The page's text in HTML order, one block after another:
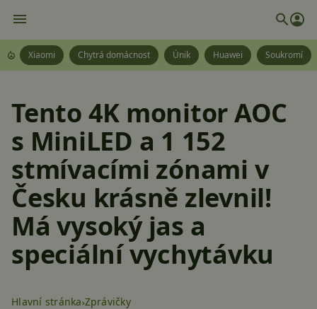
Xiaomi Chytrá domácnost Únik Huawei Soukromí
Tento 4K monitor AOC
s MiniLED a 1 152
stmívacími zónami v
Česku krásně zlevnil!
Má vysoký jas a
speciální vychytávku
Hlavní stránka Zprávičky